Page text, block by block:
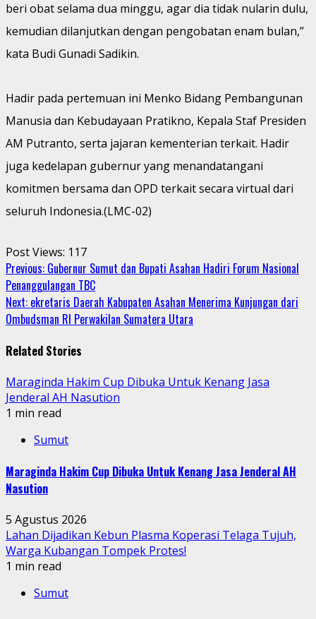
beri obat selama dua minggu, agar dia tidak nularin dulu,
kemudian dilanjutkan dengan pengobatan enam bulan,”
kata Budi Gunadi Sadikin.
Hadir pada pertemuan ini Menko Bidang Pembangunan
Manusia dan Kebudayaan Pratikno, Kepala Staf Presiden
AM Putranto, serta jajaran kementerian terkait. Hadir
juga kedelapan gubernur yang menandatangani
komitmen bersama dan OPD terkait secara virtual dari
seluruh Indonesia.(LMC-02)
Post Views: 117
Continue
Reading
Previous: Gubernur Sumut dan Bupati Asahan Hadiri Forum Nasional
Penanggulangan TBC
Next: ekretaris Daerah Kabupaten Asahan Menerima Kunjungan dari
Ombudsman RI Perwakilan Sumatera Utara
Related Stories
Maraginda Hakim Cup Dibuka Untuk Kenang Jasa
Jenderal AH Nasution
1 min read
Sumut
Maraginda Hakim Cup Dibuka Untuk Kenang Jasa Jenderal AH
Nasution
5 Agustus 2026
Lahan Dijadikan Kebun Plasma Koperasi Telaga Tujuh,
Warga Kubangan Tompek Protes!
1 min read
Sumut